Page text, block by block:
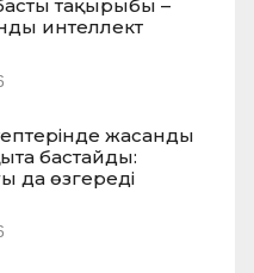
тақырыбы –
интеллект
жасанды
бастайды:
да өзгереді